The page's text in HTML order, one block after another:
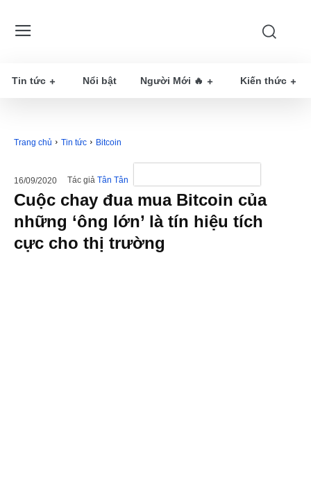
Tin tức Nổi bật Người Mới 🔥 Kiến thức
Trang chủ Tin tức Bitcoin
16/09/2020 Tác giả Tân Tân
Cuộc chay đua mua Bitcoin của
những ‘ông lớn’ là tín hiệu tích
cực cho thị trường